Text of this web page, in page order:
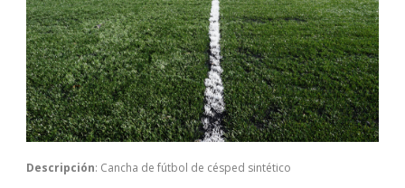
Descripción: Cancha de fútbol de césped sintético